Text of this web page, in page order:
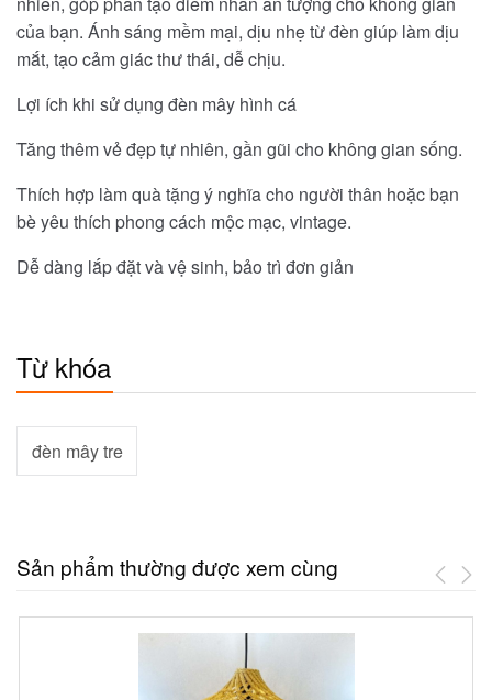
của bạn. Ánh sáng mềm mại, dịu nhẹ từ đèn giúp làm dịu
mắt, tạo cảm giác thư thái, dễ chịu.
Lợi ích khi sử dụng đèn mây hình cá
Tăng thêm vẻ đẹp tự nhiên, gần gũi cho không gian sống.
Thích hợp làm quà tặng ý nghĩa cho người thân hoặc bạn
bè yêu thích phong cách mộc mạc, vintage.
Dễ dàng lắp đặt và vệ sinh, bảo trì đơn giản
Từ khóa
đèn mây tre
Sản phẩm thường được xem cùng